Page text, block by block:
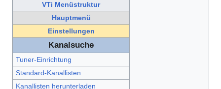
VTi Menüstruktur
Hauptmenü
Einstellungen
Kanalsuche
Tuner-Einrichtung
Standard-Kanallisten
Kanallisten herunterladen